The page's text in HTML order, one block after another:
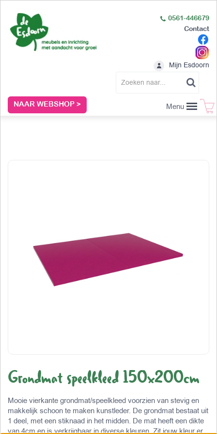
NAAR WEBSHOP >
0561-446679
Contact
Mijn Esdoorn
Menu
Grondmat speelkleed 150x200cm
Mooie vierkante grondmat/speelkleed voorzien van stevig en
makkelijk schoon te maken kunstleder. De grondmat bestaat uit
1 deel, met een stiknaad in het midden. De mat heeft een dikte
van 4cm en is verkrijgbaar in diverse kleuren. Zit jouw kleur er